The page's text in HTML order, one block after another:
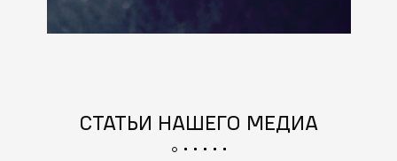
СТАТЬИ НАШЕГО МЕДИА